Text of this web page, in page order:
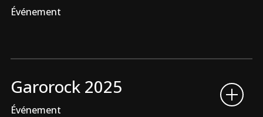
Événement
Garorock 2025
Événement